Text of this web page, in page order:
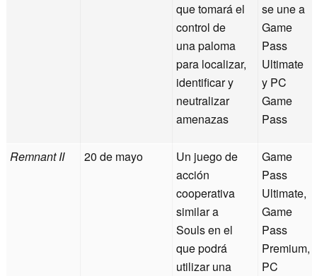
que tomará el
control de
una paloma
para localizar,
identificar y
neutralizar
amenazas
se une a
Game
Pass
Ultimate
y PC
Game
Pass
Remnant II 20 de mayo
Un juego de
acción
cooperativa
similar a
Souls en el
que podrá
utilizar una
Game
Pass
Ultimate,
Game
Pass
Premium,
PC